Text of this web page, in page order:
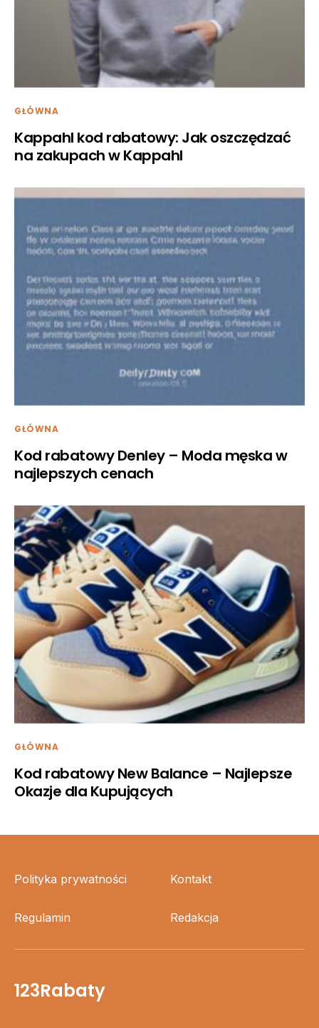
GŁÓWNA
Kappahl kod rabatowy: Jak oszczędzać
na zakupach w Kappahl
GŁÓWNA
Kod rabatowy Denley – Moda męska w
najlepszych cenach
GŁÓWNA
Kod rabatowy New Balance – Najlepsze
Okazje dla Kupujących
Polityka prywatności Kontakt
Regulamin Redakcja
123Rabaty